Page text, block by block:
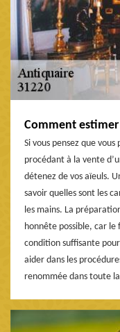
Comment
Si vous pensez que
procédant à la vente
détenez de vos aïeuls.
savoir quelles sont les
les mains. La
honnête possible, car
condition suffisante
aider dans les
renommée dans toute